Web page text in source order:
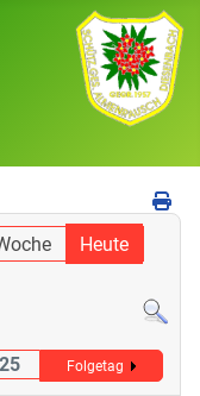
Heute
Folgetag